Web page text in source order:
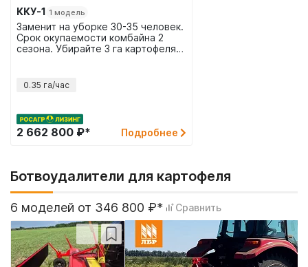
ККУ-1 1 модель
Заменит на уборке 30-35 человек.
Срок окупаемости комбайна 2
сезона. Убирайте 3 га картофеля
0.35 га/час
2 662 800 ₽* Подробнее
Ботвоудалители для картофеля
6 моделей от 346 800 ₽* Сравнить